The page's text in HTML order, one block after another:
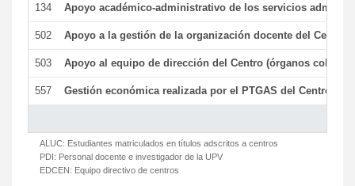
134 Apoyo académico-administrativo de los servicios
502 Apoyo a la gestión de la organización docente del Centro
503 Apoyo al equipo de dirección del Centro (órganos
557 Gestión económica realizada por el PTGAS del Centro
ALUC: Estudiantes matriculados en títulos adscritos a centros
PDI: Personal docente e investigador de la UPV
EDCEN: Equipo directivo de centros